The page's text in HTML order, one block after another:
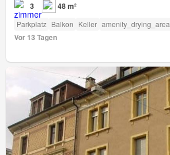
3 48 m²
Parkplatz Balkon Keller amenity_drying_area
Vor 13 Tagen